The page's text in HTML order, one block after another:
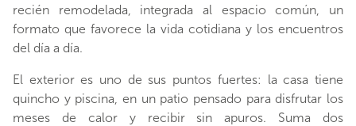
recién remodelada, integrada al espacio común, un
formato que favorece la vida cotidiana y los encuentros
del día a día.
El exterior es uno de sus puntos fuertes: la casa tiene
quincho y piscina, en un patio pensado para disfrutar los
meses de calor y recibir sin apuros. Suma dos